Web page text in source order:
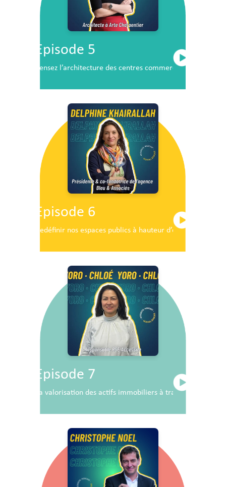
Episode 5
Pensez l’architecture des centres commerciaux de demain
Episode 6
Redéfinir nos espaces publics à hauteur d’enfants
Episode 7
La valorisation des actifs immobiliers à travers la RSE